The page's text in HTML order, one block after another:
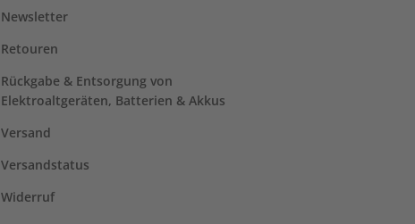
Newsletter
Retouren
Rückgabe & Entsorgung von
Elektroaltgeräten, Batterien & Akkus
Versand
Versandstatus
Widerruf